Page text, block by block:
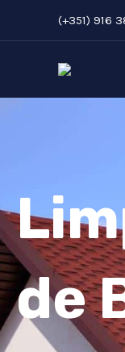
to
(+351) 916
de